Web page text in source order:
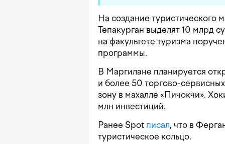
На создание туристического
Тепакурган выделят 10 млрд
на факультете туризма
программы.
В Маргилане планируется
и более 50 торгово-
зону в махалле «Пичокчи».
млн инвестиций.
Ранее Spot писал, что в
туристическое кольцо.